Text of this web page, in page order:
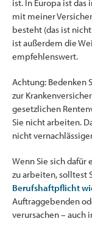
ist. In Europa ist
mit meiner
besteht (das ist
ist außerdem die
empfehlenswert.
Achtung: Bedenken
zur
gesetzlichen
Sie nicht arbeiten.
nicht
Wenn Sie sich
zu arbeiten, solltest
Berufshaftpflicht
Auftraggebenden
verursachen – auch